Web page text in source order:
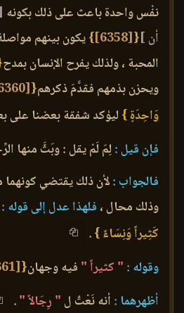
نفْس واحدة باعث على ذلك بكونه
أن ]{
[6358]
}يكون بينهم
المحبة ، ولذلك يفرح الإنسان بمدح
ويحزن بذمهم فقدَّمَ ذكرهم{
[6360]
وَاحِدَةٍ } ليؤكد شفقة بعضنا على
فإن قيل :لِمَ لَمْ يقل : وبَثَّ منها
فالجواب :لأن ذلك يقتضي كونهما
وذلك محال ، فلهذا عدل إلى قوله :
كَثِيراً وَنِسَاءً }.
وقوله : " كثيراً " فيه وجهان{
[6361]
أظهرهما : أنه نَعْتٌ ل " رِجَالاً ".